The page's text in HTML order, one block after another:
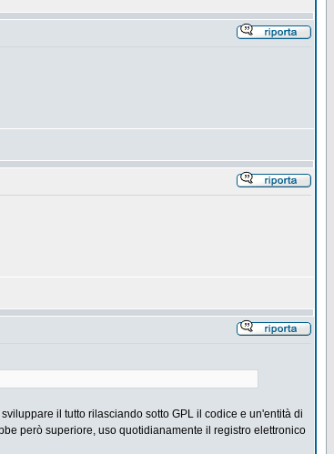
il tutto rilasciando sotto GPL il codice e un'entità di
però superiore, uso quotidianamente il registro elettronico